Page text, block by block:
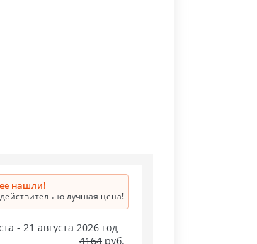
нашли!
лучшая цена!
- 21 августа 2026 год
4164 руб.